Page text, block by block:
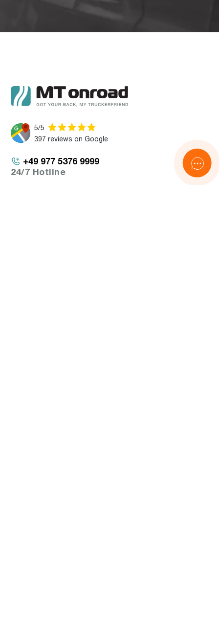
5/5
397 reviews on Google
+49 977 5376 9999
24/7 Hotline